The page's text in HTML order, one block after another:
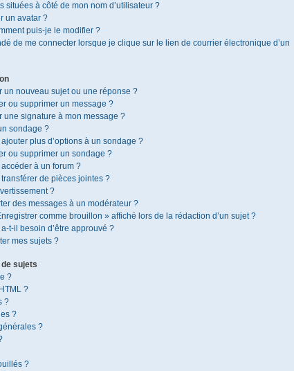
situées à côté de mon nom d’utilisateur ?
un avatar ?
puis-je le modifier ?
de me connecter lorsque je clique sur le lien de courrier électronique d’un
un nouveau sujet ou une réponse ?
ou supprimer un message ?
une signature à mon message ?
sondage ?
plus d’options à un sondage ?
ou supprimer un sondage ?
à un forum ?
de pièces jointes ?
?
des messages à un modérateur ?
comme brouillon » affiché lors de la rédaction d’un sujet ?
t-il besoin d’être approuvé ?
mes sujets ?
sujets
?
?
?
?
?
?